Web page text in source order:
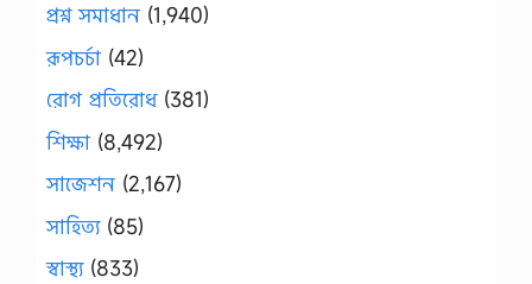
প্রশ্ন সমাধান (1,940)
রূপচর্চা (42)
রোগ প্রতিরোধ(381)
শিক্ষা (8,492)
সাজেশন (2,167)
সাহিত্য(85)
স্বাস্থ্য(833)